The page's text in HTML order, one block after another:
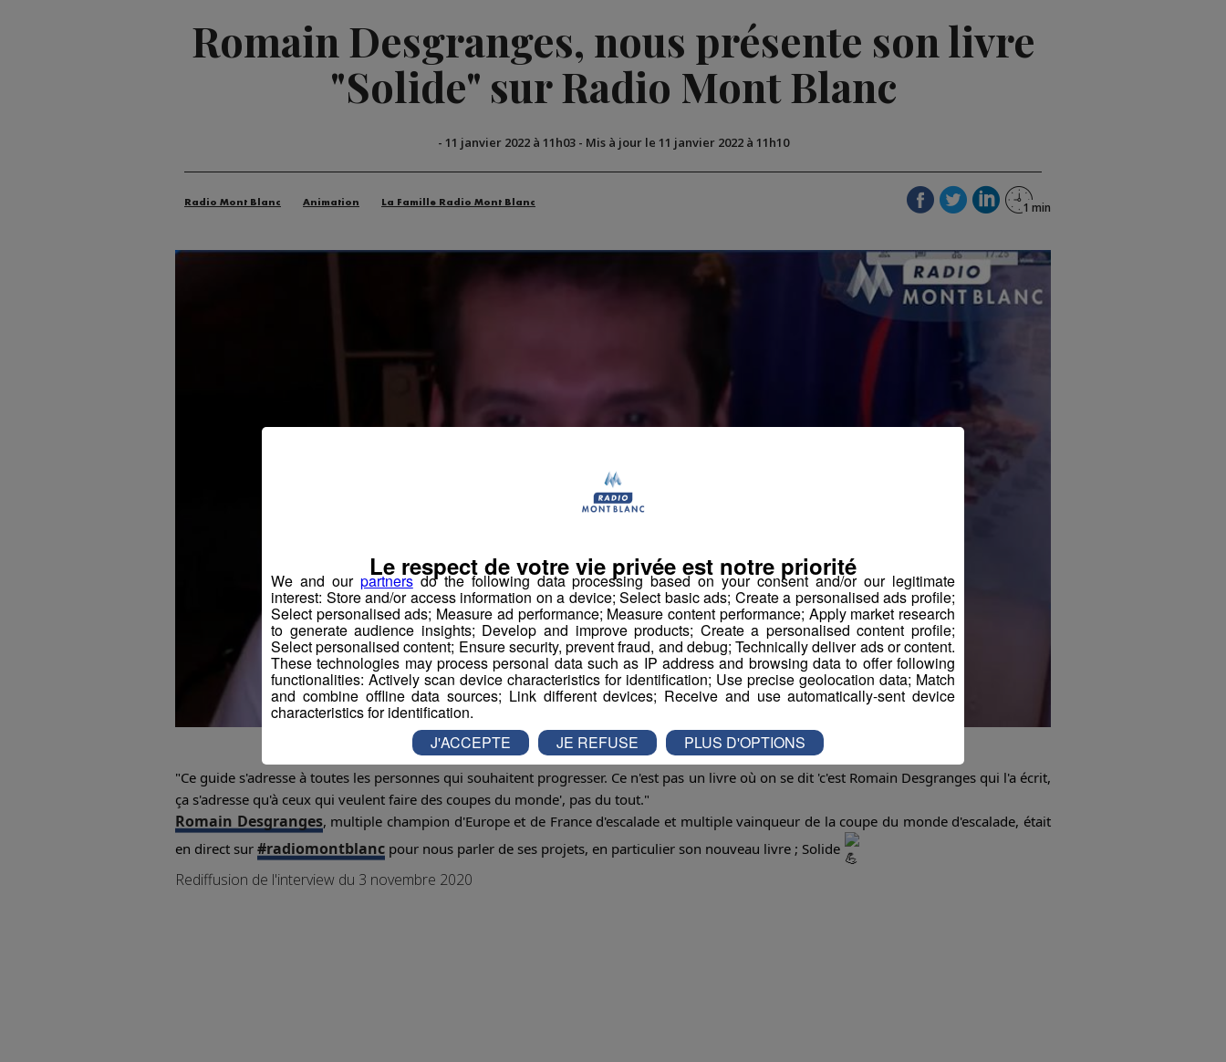
Romain Desgranges, nous présente son livre
"Solide" sur Radio Mont Blanc
- 11 janvier 2022 à 11h03- Mis à jour le 11 janvier 2022 à 11h10
Radio Mont Blanc Animation La Famille Radio Mont Blanc
"Ce guide s'adresse à toutes les personnes qui souhaitent progresser. Ce n'est pas un livre où on se dit 'c'est Romain Desgranges qui l'a écrit,
ça s'adresse qu'à ceux qui veulent faire des coupes du monde', pas du tout."
Romain Desgranges, multiple champion d'Europe et de France d'escalade et multiple vainqueur de la coupe du monde d'escalade, était
en direct sur #radiomontblanc pour nous parler de ses projets, en particulier son nouveau livre ; Solide
Rediffusion de l'interview du 3 novembre 2020
We and our partnersdo the following data processing based on your consent and/or our legitimate
interest: Store and/or access information on a device; Select basic ads; Create a personalised ads profile;
Select personalised ads; Measure ad performance; Measure content performance; Apply market research
to generate audience insights; Develop and improve products; Create a personalised content profile;
Select personalised content; Ensure security, prevent fraud, and debug; Technically deliver ads or content.
These technologies may process personal data such as IP address and browsing data to offer following
functionalities: Actively scan device characteristics for identification; Use precise geolocation data; Match
and combine offline data sources; Link different devices; Receive and use automatically-sent device
characteristics for identification.
Le respect de votre vie privée est notre priorité
J'ACCEPTE JE REFUSE PLUS D'OPTIONS